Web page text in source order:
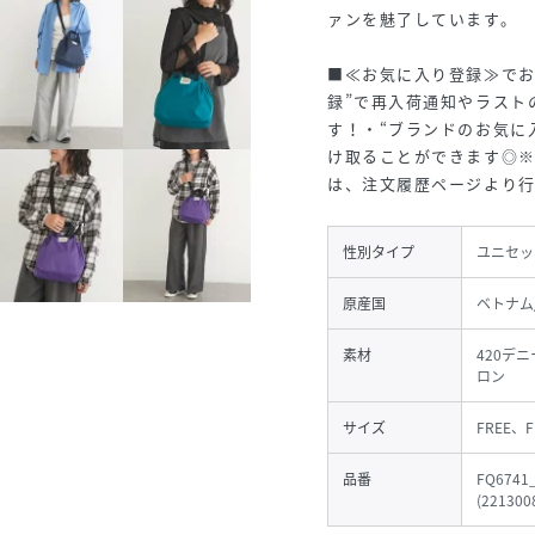
ァンを魅了しています。
■≪お気に入り登録≫でお
録”で再入荷通知やラス
す！・“ブランドのお気
け取ることができます◎※
は、注文履歴ページより
性別タイプ ユニセ
原産国 ベトナ
素材
420デニ
ロン
サイズ FREE、
品番
(